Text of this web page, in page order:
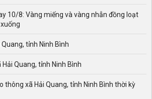
10/8: Vàng miếng và vàng nhẫn đồng loạt
tỉnh Ninh Bình
Quang, tỉnh Ninh Bình
thông xã Hải Quang, tỉnh Ninh Bình thời kỳ